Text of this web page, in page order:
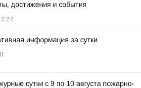
достижения и события
информация за сутки
сутки с 9 по 10 августа пожарно-